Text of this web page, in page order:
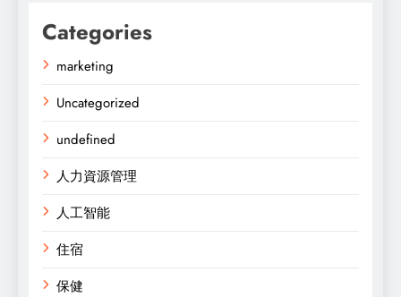
Categories
marketing
Uncategorized
undefined
人力資源管理
人工智能
住宿
保健